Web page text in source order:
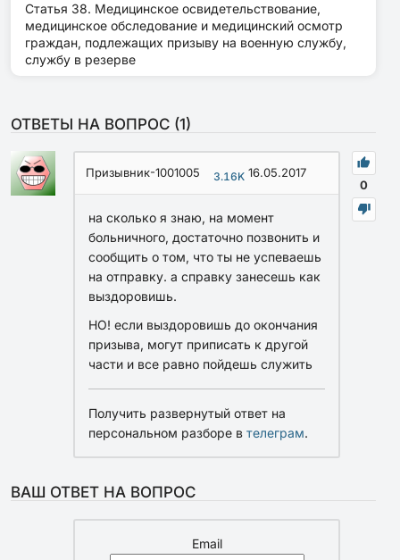
Статья 38. Медицинское освидетельствование,
медицинское обследование и медицинский осмотр
граждан, подлежащих призыву на военную службу,
службу в резерве
ОТВЕТЫ НА ВОПРОС (1)
0
Призывник-1001005 3.16K 16.05.2017
на сколько я знаю, на момент
больничного, достаточно позвонить и
сообщить о том, что ты не успеваешь
на отправку. а справку занесешь как
выздоровишь.
НО! если выздоровишь до окончания
призыва, могут приписать к другой
части и все равно пойдешь служить
Получить развернутый ответ на
персональном разборе в телеграм.
ВАШ ОТВЕТ НА ВОПРОС
Email